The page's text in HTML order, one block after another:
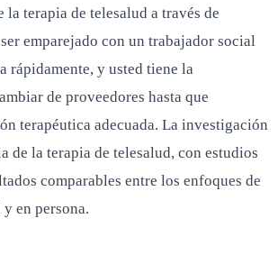
la terapia de telesalud a través de
emparejado con un trabajador social
rápidamente, y usted tiene la
de proveedores hasta que
terapéutica adecuada. La investigación
de la terapia de telesalud, con estudios
comparables entre los enfoques de
en persona.